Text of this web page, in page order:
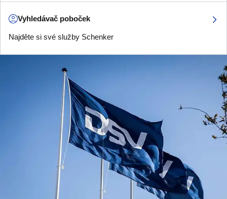
Vyhledávač poboček
Najděte si své služby Schenker